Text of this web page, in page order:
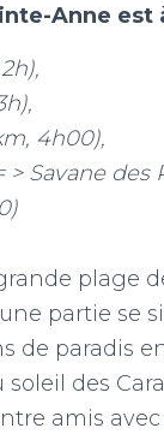
Anne est
4h00),
> Savane
plage
partie se
de paradis
des
amis avec